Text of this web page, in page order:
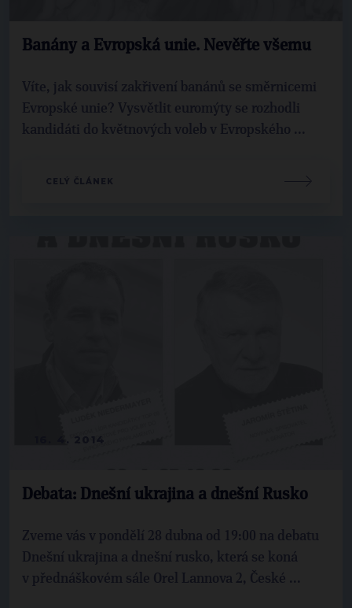
Banány a Evropská unie. Nevěřte všemu
Víte, jak souvisí zakřivení banánů se směrnicemi
Evropské unie? Vysvětlit euromýty se rozhodli
kandidáti do květnových voleb v Evropského ...
CELÝ ČLÁNEK
Debata: Dnešní ukrajina a dnešní Rusko
Zveme vás v pondělí 28 dubna od 19:00 na debatu
Dnešní ukrajina a dnešní rusko, která se koná
v přednáškovém sále Orel Lannova 2, České ...